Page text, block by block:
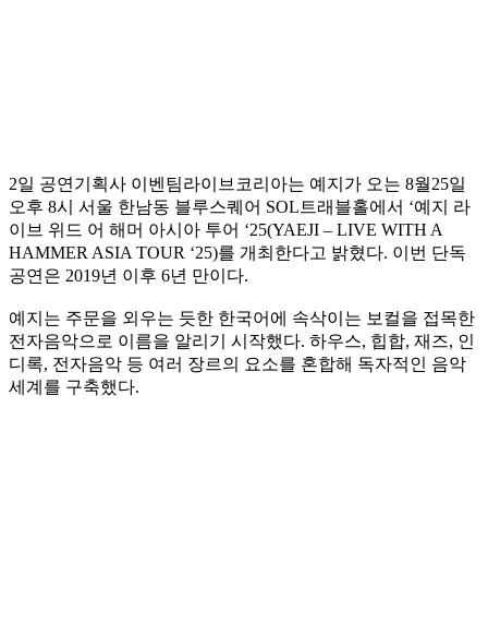
2일 공연기획사 이벤팀라이브코리아는 예지가 오는 8월25일
오후 8시 서울 한남동 블루스퀘어 SOL트래블홀에서 ‘예지 라
이브 위드 어 해머 아시아 투어 ‘25(YAEJI – LIVE WITH A
HAMMER ASIA TOUR ‘25)를 개최한다고 밝혔다. 이번 단독
공연은 2019년 이후 6년 만이다.
예지는 주문을 외우는 듯한 한국어에 속삭이는 보컬을 접목한
전자음악으로 이름을 알리기 시작했다. 하우스, 힙합, 재즈, 인
디록, 전자음악 등 여러 장르의 요소를 혼합해 독자적인 음악
세계를 구축했다.